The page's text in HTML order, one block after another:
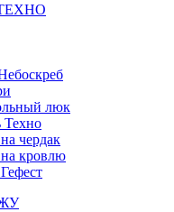
ТЕХНО
люк
Техно
чердак
кровлю